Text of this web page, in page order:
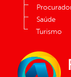
Saúde
Turismo